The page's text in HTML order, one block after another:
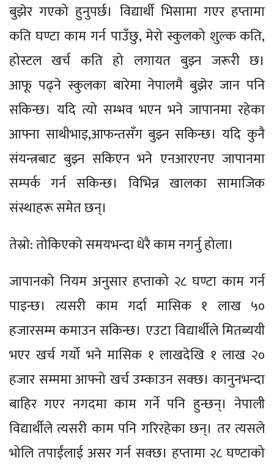
बुझेर गएको हुनुपर्छ। विद्यार्थी भिसामा गएर हप्तामा
कति घण्टा काम गर्न पाउँछु, मेरो स्कुलको शुल्क कति,
होस्टल खर्च कति हो लगायत बुझ्न जरूरी छ।
आफू पढ्ने स्कुलका बारेमा नेपालमै बुझेर जान पनि
सकिन्छ। यदि त्यो सम्भव भएन भने जापानमा रहेका
आफ्ना साथीभाइ,आफन्तसँग बुझ्न सकिन्छ। यदि कुनै
संयन्त्रबाट बुझ्न सकिएन भने एनआरएनए जापानमा
सम्पर्क गर्न सकिन्छ। विभिन्न खालका सामाजिक
संस्थाहरू समेत छन्।
तेस्रो: तोकिएको समयभन्दा धेरै काम नगर्नु होला।
जापानको नियम अनुसार हप्ताको २८ घण्टा काम गर्न
पाइन्छ। त्यसरी काम गर्दा मासिक १ लाख ५०
हजारसम्म कमाउन सकिन्छ। एउटा विद्यार्थीले मितब्ययी
भएर खर्च गर्यो भने मासिक १ लाखदेखि १ लाख २०
हजार सम्ममा आफ्नो खर्च उम्काउन सक्छ। कानुनभन्दा
बाहिर गएर नगदमा काम गर्ने पनि हुन्छन्। नेपाली
विद्यार्थीले त्यसरी काम पनि गरिरहेका छन्। तर त्यसले
भोलि तपाईंलाई असर गर्न सक्छ। हप्तामा २८ घण्टाको